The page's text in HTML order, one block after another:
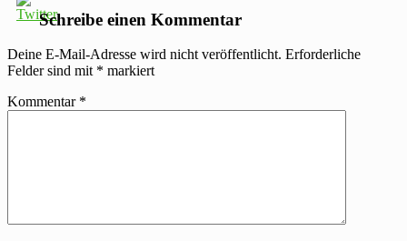
Schreibe einen Kommentar
Deine E-Mail-Adresse wird nicht veröffentlicht. Erforderliche
Felder sind mit * markiert
Kommentar *